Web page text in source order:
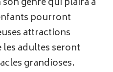
pourront
attractions
adultes seront
grandioses.